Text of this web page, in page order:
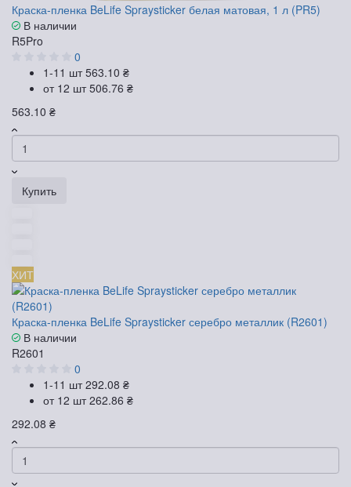
Краска-пленка BeLife Spraysticker белая матовая, 1 л (PR5)
В наличии
R5Pro
0
1-11 шт563.10 ₴
от 12 шт506.76 ₴
563.10 ₴
Купить
ХИТ
Краска-пленка BeLife Spraysticker серебро металлик (R2601)
В наличии
R2601
0
1-11 шт292.08 ₴
от 12 шт262.86 ₴
292.08 ₴